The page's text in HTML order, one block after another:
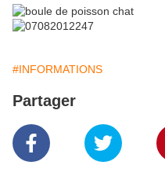
#INFORMATIONS
Partager